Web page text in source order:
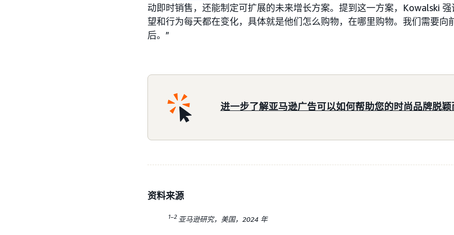
动即时销售，还能制定可扩展的未来增长方案。提到这一方案，Kowalski 强
望和行为每天都在变化，具体就是他们怎么购物，在哪里购物。我们需要向
后。”
进一步了解亚马逊广告可以如何帮助您的时尚品牌脱颖
资料来源
1–2 亚马逊研究，美国，2024 年